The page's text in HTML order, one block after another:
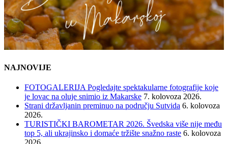
NAJNOVIJE
FOTOGALERIJA Pogledajte spektakularne fotografije koje
je lovac na oluje snimio iz Makarske 7. kolovoza 2026.
Strani državljanin preminuo na području Sutvida 6. kolovoza
2026.
TURISTIČKI BAROMETAR 2026. Švedska više nije među
top 5, ali ukrajinsko i domaće tržište snažno raste 6. kolovoza
2026.